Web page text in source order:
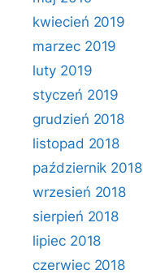
kwiecień 2019
marzec 2019
luty 2019
styczeń 2019
grudzień 2018
listopad 2018
październik 2018
wrzesień 2018
sierpień 2018
lipiec 2018
czerwiec 2018